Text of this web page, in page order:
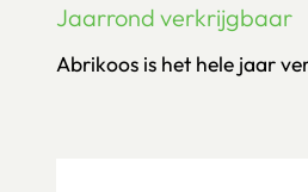
Jaarrond verkrijgbaar
Abrikoos is het hele jaar